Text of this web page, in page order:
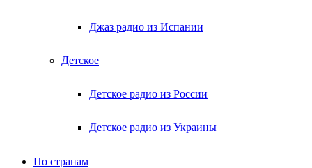
Джаз радио из Испании
Детское
Детское радио из России
Детское радио из Украины
По странам